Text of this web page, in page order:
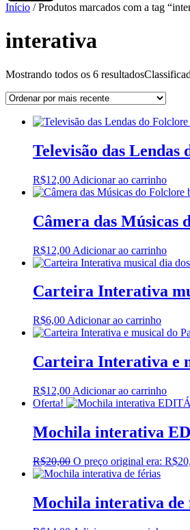
Início / Produtos marcados com a tag
interativa
Mostrando todos os 6 resultados
Televisão das
R$12,00 Adicionar ao carrinho
Câmera das
R$12,00 Adicionar ao carrinho
Carteira Interativa
R$6,00 Adicionar ao carrinho
Carteira Interativa e
R$12,00 Adicionar ao carrinho
Oferta!
Mochila interativa
R$20,00 O preço original era:
Mochila interativa de